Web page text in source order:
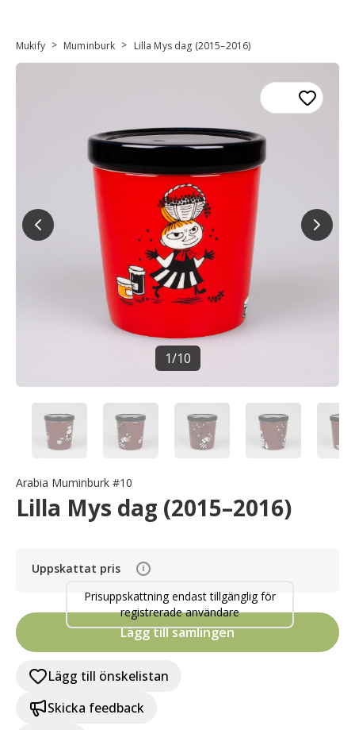
Mukify > Muminburk > Lilla Mys dag (2015–2016)
1/10
Arabia Muminburk #10
Lilla Mys dag (2015–2016)
Uppskattat pris i
Prisuppskattning endast tillgänglig för
registrerade användare
Lägg till samlingen
Lägg till önskelistan
Skicka feedback